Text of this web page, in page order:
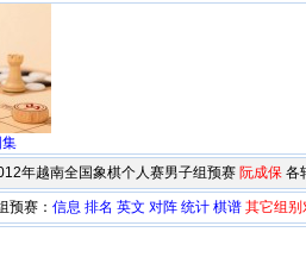
集
年越南全国象棋个人赛男子组预赛 阮成保 各
预赛： 信息 排名 英文 对阵 统计 棋谱 其它组别